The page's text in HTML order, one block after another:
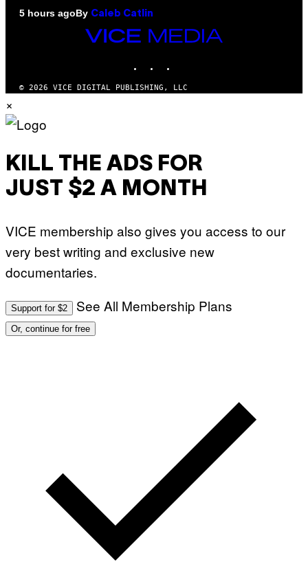
5 hours agoBy Caleb Catlin
VICE
MEDIA
© 2026 VICE DIGITAL PUBLISHING, LLC
×
KILL THE ADS FOR
JUST $2 A MONTH
VICE membership also gives you access to our
very best writing and exclusive new
documentaries.
Support for $2 See All Membership Plans
Or, continue for free